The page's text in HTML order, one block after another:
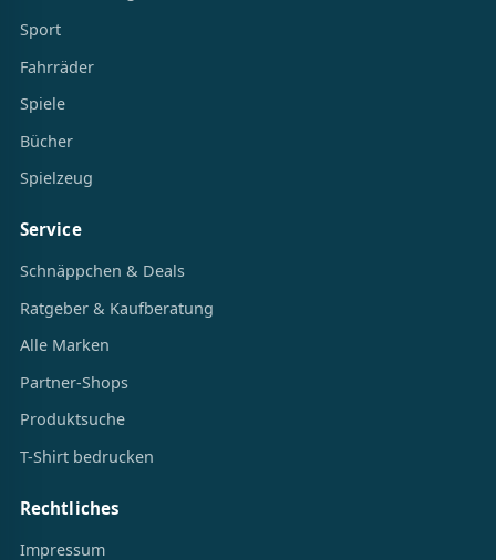
Sport
Fahrräder
Spiele
Bücher
Spielzeug
Service
Schnäppchen & Deals
Ratgeber & Kaufberatung
Alle Marken
Partner-Shops
Produktsuche
T-Shirt bedrucken
Rechtliches
Impressum